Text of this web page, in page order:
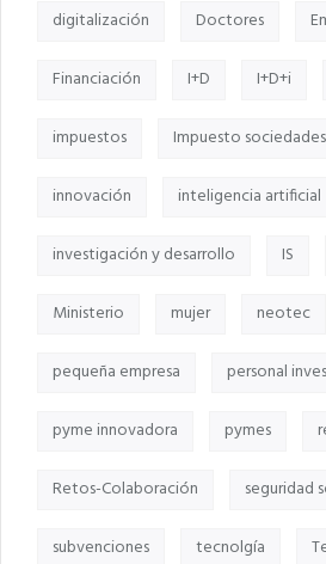
digitalización Doctores
Financiación I+D I+D+i
impuestos Impuesto sociedades
innovación inteligencia artificial
investigación y desarrollo IS
Ministerio mujer neotec
pequeña empresa personal
pyme innovadora pymes
Retos-Colaboración seguridad
subvenciones tecnolgía